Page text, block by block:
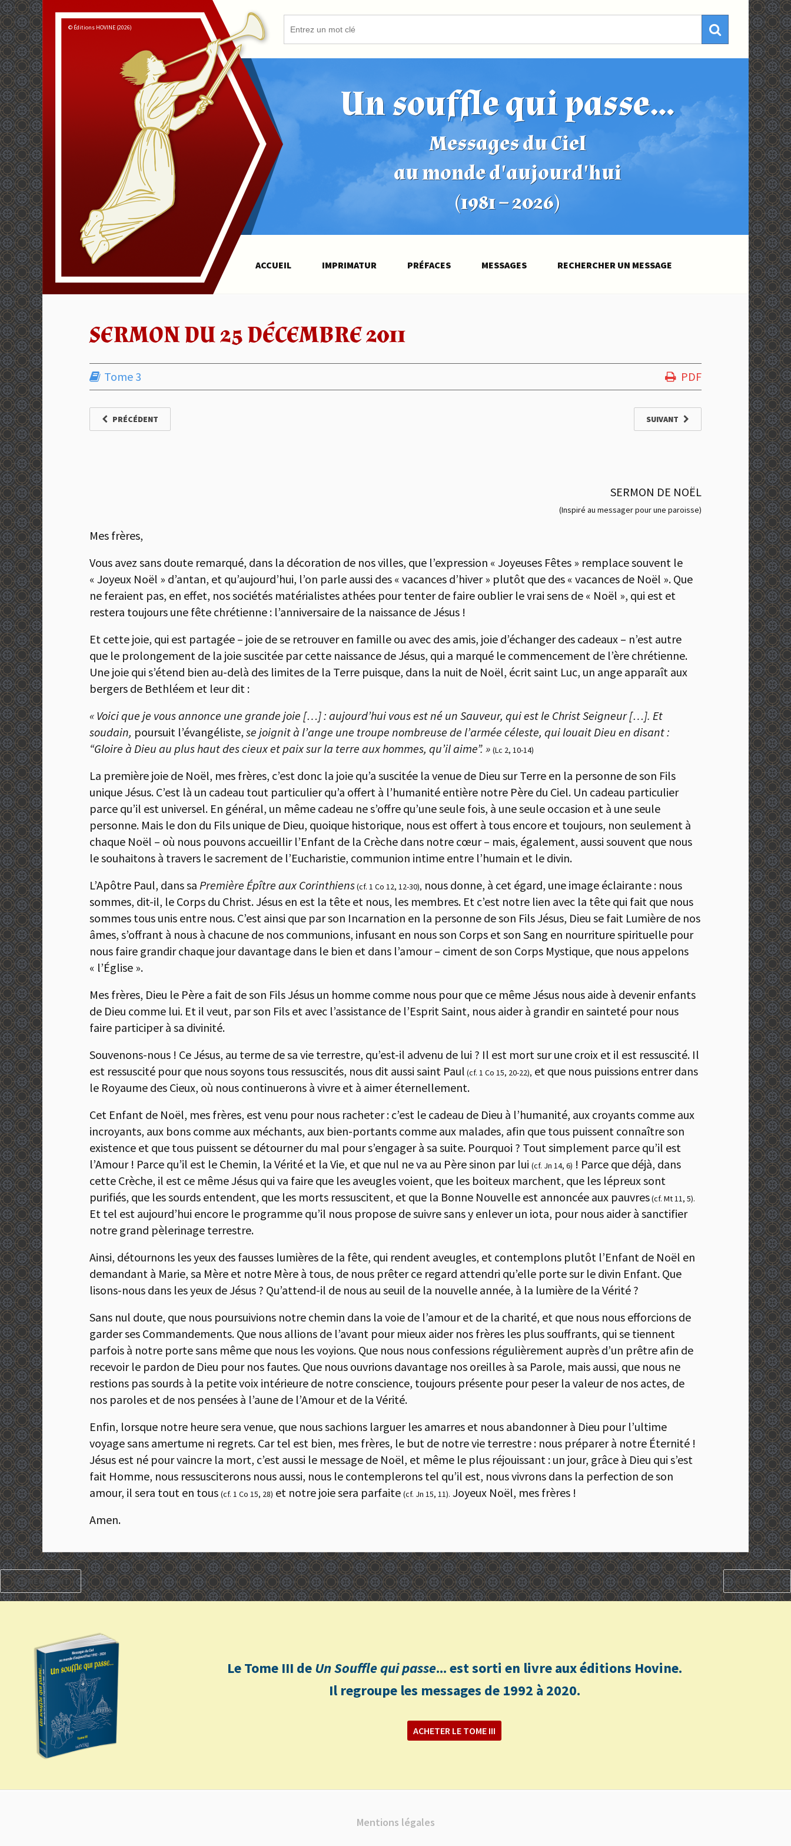
Un souffle qui passe...
Messages du Ciel
au monde d'aujourd'hui
(1981 – 2026)
© Éditions HOVINE (2026)
ACCUEIL IMPRIMATUR PRÉFACES MESSAGES RECHERCHER UN MESSAGE
SERMON DU 25 DÉCEMBRE 2011
Tome 3 PDF
PRÉCÉDENT SUIVANT
SERMON DE NOËL
(Inspiré au messager pour une paroisse)
Mes frères,
Vous avez sans doute remarqué, dans la décoration de nos villes, que l’expression « Joyeuses Fêtes » remplace souvent le
« Joyeux Noël » d’antan, et qu’aujourd’hui, l’on parle aussi des « vacances d’hiver » plutôt que des « vacances de Noël ». Que
ne feraient pas, en effet, nos sociétés matérialistes athées pour tenter de faire oublier le vrai sens de « Noël », qui est et
restera toujours une fête chrétienne : l’anniversaire de la naissance de Jésus !
Et cette joie, qui est partagée – joie de se retrouver en famille ou avec des amis, joie d’échanger des cadeaux – n’est autre
que le prolongement de la joie suscitée par cette naissance de Jésus, qui a marqué le commencement de l’ère chrétienne.
Une joie qui s’étend bien au-delà des limites de la Terre puisque, dans la nuit de Noël, écrit saint Luc, un ange apparaît aux
bergers de Bethléem et leur dit :
« Voici que je vous annonce une grande joie […] : aujourd’hui vous est né un Sauveur, qui est le Christ Seigneur […]. Et
soudain, poursuit l’évangéliste, se joignit à l’ange une troupe nombreuse de l’armée céleste, qui louait Dieu en disant :
“Gloire à Dieu au plus haut des cieux et paix sur la terre aux hommes, qu’il aime”. » (Lc 2, 10-14)
La première joie de Noël, mes frères, c’est donc la joie qu’a suscitée la venue de Dieu sur Terre en la personne de son Fils
unique Jésus. C’est là un cadeau tout particulier qu’a offert à l’humanité entière notre Père du Ciel. Un cadeau particulier
parce qu’il est universel. En général, un même cadeau ne s’offre qu’une seule fois, à une seule occasion et à une seule
personne. Mais le don du Fils unique de Dieu, quoique historique, nous est offert à tous encore et toujours, non seulement à
chaque Noël – où nous pouvons accueillir l’Enfant de la Crèche dans notre cœur – mais, également, aussi souvent que nous
le souhaitons à travers le sacrement de l’Eucharistie, communion intime entre l’humain et le divin.
L’Apôtre Paul, dans sa Première Épître aux Corinthiens(cf. 1 Co 12, 12-30), nous donne, à cet égard, une image éclairante : nous
sommes, dit-il, le Corps du Christ. Jésus en est la tête et nous, les membres. Et c’est notre lien avec la tête qui fait que nous
sommes tous unis entre nous. C’est ainsi que par son Incarnation en la personne de son Fils Jésus, Dieu se fait Lumière de nos
âmes, s’offrant à nous à chacune de nos communions, infusant en nous son Corps et son Sang en nourriture spirituelle pour
nous faire grandir chaque jour davantage dans le bien et dans l’amour – ciment de son Corps Mystique, que nous appelons
« l’Église ».
Mes frères, Dieu le Père a fait de son Fils Jésus un homme comme nous pour que ce même Jésus nous aide à devenir enfants
de Dieu comme lui. Et il veut, par son Fils et avec l’assistance de l’Esprit Saint, nous aider à grandir en sainteté pour nous
faire participer à sa divinité.
Souvenons-nous ! Ce Jésus, au terme de sa vie terrestre, qu’est-il advenu de lui ? Il est mort sur une croix et il est ressuscité. Il
est ressuscité pour que nous soyons tous ressuscités, nous dit aussi saint Paul (cf. 1 Co 15, 20-22), et que nous puissions entrer dans
le Royaume des Cieux, où nous continuerons à vivre et à aimer éternellement.
Cet Enfant de Noël, mes frères, est venu pour nous racheter : c’est le cadeau de Dieu à l’humanité, aux croyants comme aux
incroyants, aux bons comme aux méchants, aux bien-portants comme aux malades, afin que tous puissent connaître son
existence et que tous puissent se détourner du mal pour s’engager à sa suite. Pourquoi ? Tout simplement parce qu’il est
l’Amour ! Parce qu’il est le Chemin, la Vérité et la Vie, et que nul ne va au Père sinon par lui (cf. Jn 14, 6) ! Parce que déjà, dans
cette Crèche, il est ce même Jésus qui va faire que les aveugles voient, que les boiteux marchent, que les lépreux sont
purifiés, que les sourds entendent, que les morts ressuscitent, et que la Bonne Nouvelle est annoncée aux pauvres(cf. Mt 11, 5).
Et tel est aujourd’hui encore le programme qu’il nous propose de suivre sans y enlever un iota, pour nous aider à sanctifier
notre grand pèlerinage terrestre.
Ainsi, détournons les yeux des fausses lumières de la fête, qui rendent aveugles, et contemplons plutôt l’Enfant de Noël en
demandant à Marie, sa Mère et notre Mère à tous, de nous prêter ce regard attendri qu’elle porte sur le divin Enfant. Que
lisons-nous dans les yeux de Jésus ? Qu’attend-il de nous au seuil de la nouvelle année, à la lumière de la Vérité ?
Sans nul doute, que nous poursuivions notre chemin dans la voie de l’amour et de la charité, et que nous nous efforcions de
garder ses Commandements. Que nous allions de l’avant pour mieux aider nos frères les plus souffrants, qui se tiennent
parfois à notre porte sans même que nous les voyions. Que nous nous confessions régulièrement auprès d’un prêtre afin de
recevoir le pardon de Dieu pour nos fautes. Que nous ouvrions davantage nos oreilles à sa Parole, mais aussi, que nous ne
restions pas sourds à la petite voix intérieure de notre conscience, toujours présente pour peser la valeur de nos actes, de
nos paroles et de nos pensées à l’aune de l’Amour et de la Vérité.
Enfin, lorsque notre heure sera venue, que nous sachions larguer les amarres et nous abandonner à Dieu pour l’ultime
voyage sans amertume ni regrets. Car tel est bien, mes frères, le but de notre vie terrestre : nous préparer à notre Éternité !
Jésus est né pour vaincre la mort, c’est aussi le message de Noël, et même le plus réjouissant : un jour, grâce à Dieu qui s’est
fait Homme, nous ressusciterons nous aussi, nous le contemplerons tel qu’il est, nous vivrons dans la perfection de son
amour, il sera tout en tous (cf. 1 Co 15, 28) et notre joie sera parfaite (cf. Jn 15, 11). Joyeux Noël, mes frères !
Amen.
PRÉCÉDENT SUIVANT
Le Tome III deUn Souffle qui passe... est sorti en livre aux éditions Hovine.
Il regroupe les messages de 1992 à 2020.
ACHETER LE TOME III
Mentions légales